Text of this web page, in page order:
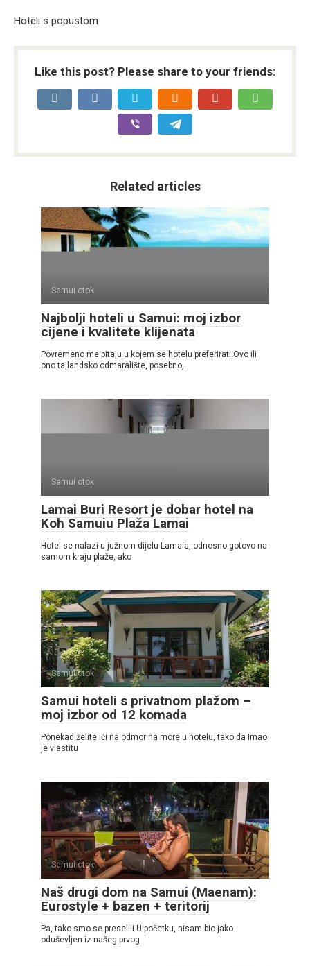
Hoteli s popustom
Like this post? Please share to your friends:
Related articles
Samui otok
Najbolji hoteli u Samui: moj izbor
cijene i kvalitete klijenata
Povremeno me pitaju u kojem se hotelu preferirati Ovo ili
ono tajlandsko odmaralište, posebno,
Samui otok
Lamai Buri Resort je dobar hotel na
Koh Samuiu Plaža Lamai
Hotel se nalazi u južnom dijelu Lamaia, odnosno gotovo na
samom kraju plaže, ako
Samui otok
Samui hoteli s privatnom plažom –
moj izbor od 12 komada
Ponekad želite ići na odmor na more u hotelu, tako da Imao
je vlastitu
Samui otok
Naš drugi dom na Samui (Maenam):
Eurostyle + bazen + teritorij
Pa, tako smo se preselili U početku, nisam bio jako
oduševljen iz našeg prvog